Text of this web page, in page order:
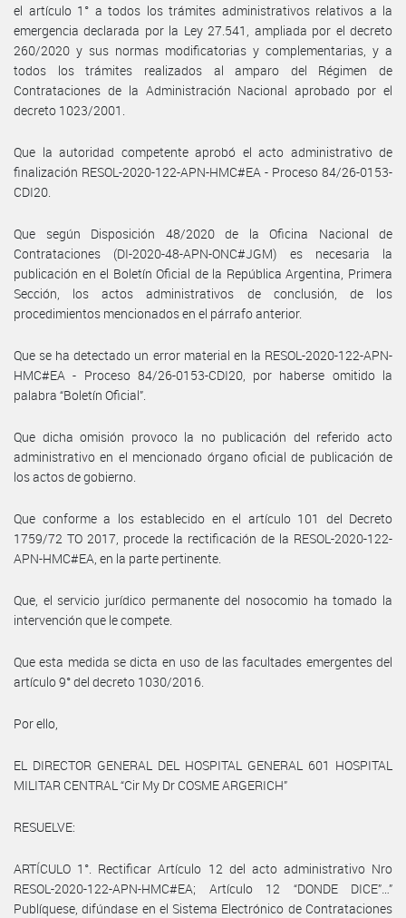
el artículo 1° a todos los trámites administrativos relativos a la
emergencia declarada por la Ley 27.541, ampliada por el decreto
260/2020 y sus normas modificatorias y complementarias, y a
todos los trámites realizados al amparo del Régimen de
Contrataciones de la Administración Nacional aprobado por el
decreto 1023/2001.
Que la autoridad competente aprobó el acto administrativo de
finalización RESOL-2020-122-APN-HMC#EA - Proceso 84/26-0153-
CDI20.
Que según Disposición 48/2020 de la Oficina Nacional de
Contrataciones (DI-2020-48-APN-ONC#JGM) es necesaria la
publicación en el Boletín Oficial de la República Argentina, Primera
Sección, los actos administrativos de conclusión, de los
procedimientos mencionados en el párrafo anterior.
Que se ha detectado un error material en la RESOL-2020-122-APN-
HMC#EA - Proceso 84/26-0153-CDI20, por haberse omitido la
palabra “Boletín Oficial”.
Que dicha omisión provoco la no publicación del referido acto
administrativo en el mencionado órgano oficial de publicación de
los actos de gobierno.
Que conforme a los establecido en el artículo 101 del Decreto
1759/72 TO 2017, procede la rectificación de la RESOL-2020-122-
APN-HMC#EA, en la parte pertinente.
Que, el servicio jurídico permanente del nosocomio ha tomado la
intervención que le compete.
Que esta medida se dicta en uso de las facultades emergentes del
artículo 9° del decreto 1030/2016.
Por ello,
EL DIRECTOR GENERAL DEL HOSPITAL GENERAL 601 HOSPITAL
MILITAR CENTRAL “Cir My Dr COSME ARGERICH”
RESUELVE:
ARTÍCULO 1°. Rectificar Artículo 12 del acto administrativo Nro
RESOL-2020-122-APN-HMC#EA; Artículo 12 “DONDE DICE”…”
Publíquese, difúndase en el Sistema Electrónico de Contrataciones